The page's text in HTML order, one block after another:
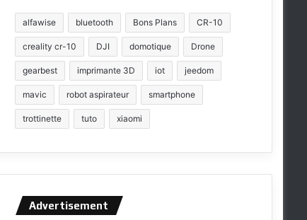
alfawise bluetooth Bons Plans CR-10
creality cr-10 DJI domotique Drone
gearbest imprimante 3D iot jeedom
mavic robot aspirateur smartphone
trottinette tuto xiaomi
Advertisement